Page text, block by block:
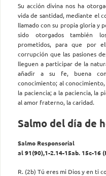
Su acción divina nos ha
vida de santidad, mediante el
llamado con su propia gloria y
sido otorgados también
prometidos, para que por
corrupción que las pasiones
lleguen a participar de la
añadir a su fe, buena
conocimiento; al
la paciencia; a la paciencia, la
al amor fraterno, la caridad.
Salmo del día de
Salmo Responsorial
al 91(90),1-2.14-15ab. 15c-16
R. (2b) Tú eres mi Dios y en ti